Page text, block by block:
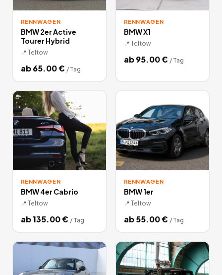
RENNWAGEN
BMW 2er Active
Tourer Hybrid
📍 Teltow
ab65.00€ / Tag
RENNWAGEN
BMW X1
📍 Teltow
ab95.00€ / Tag
RENNWAGEN
BMW 4er Cabrio
📍 Teltow
ab135.00€ / Tag
RENNWAGEN
BMW 1er
📍 Teltow
ab55.00€ / Tag